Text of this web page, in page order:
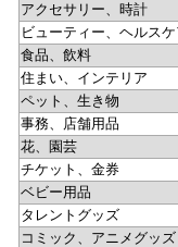
アクセサリー、時計
ビューティー、ヘルス
食品、飲料
住まい、インテリア
ペット、生き物
事務、店舗用品
花、園芸
チケット、金券
ベビー用品
タレントグッズ
コミック、アニメグッズ